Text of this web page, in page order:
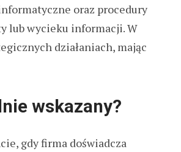
oraz procedury
lub wycieku informacji. W
działaniach, mając
wskazany?
gdy firma doświadcza